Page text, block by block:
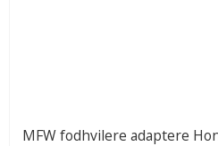
MFW fodhvilere adaptere